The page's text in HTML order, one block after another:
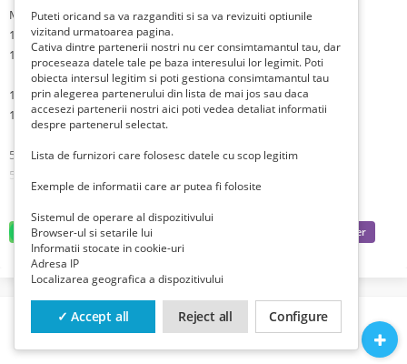
MOLDOVA
1 leu 1994 - 4 lei
1 leu 2005 - 4 lei
1 leu 2006 - 3 leI
1 leu 2010 - 2 lei
5 lei 1994 - 6 lei
5 lei 2015 - 7 lei
20 lei 2015 - 8 lei
POLONIA
50 zloti 1988 – 6 lei
100 zloti 1988 – 2 lei
PORTUGALIA
20 escudos 26.05.1964 – 19 lei
Puteti oricand sa va razganditi si sa va revizuiti optiunile
vizitand urmatoarea pagina.
Cativa dintre partenerii nostri nu cer consimtamantul tau, dar
proceseaza datele tale pe baza interesului lor legimit. Poti
obiecta intersul legitim si poti gestiona consimtamantul tau
prin alegerea partenerului din lista de mai jos sau daca
accesezi partenerii nostri aici poti vedea detaliat informatii
despre partenerul selectat.
Lista de furnizori care folosesc datele cu scop legitim
Exemple de informatii care ar putea fi folosite
Sistemul de operare al dispozitivului
Browser-ul si setarile lui
Informatii stocate in cookie-uri
Adresa IP
Localizarea geografica a dispozitivului
✓ Accept all Reject all Configure